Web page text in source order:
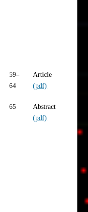
59–
64
65
Article
(pdf)
Abstract
(pdf)